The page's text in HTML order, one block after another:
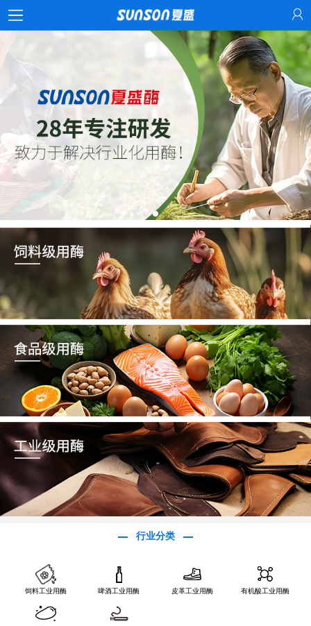
行业分类
饲料工业用酶 啤酒工业用酶 皮革工业用酶 有机酸工业用酶